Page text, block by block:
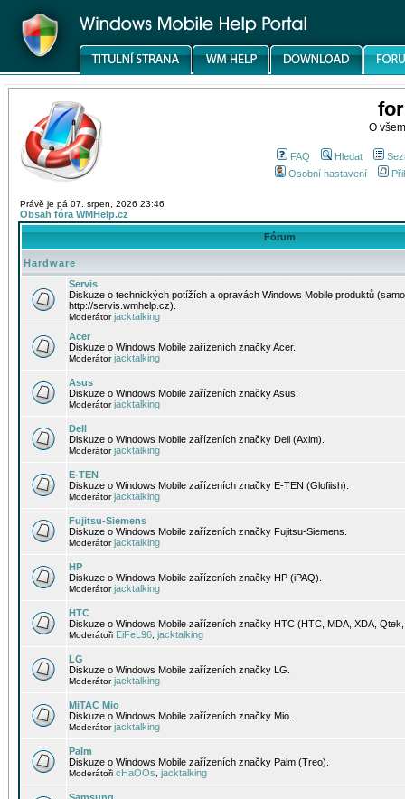
O
FAQ Hledat
Osobní nastavení
Právě je pá 07. srpen, 2026 23:46
Obsah fóra WMHelp.cz
Fórum
Hardware
Servis
Diskuze o technických potížích a opravách Windows Mobile produktů
http://servis.wmhelp.cz).
Moderátorjacktalking
Acer
Diskuze o Windows Mobile zařízeních značky Acer.
Moderátorjacktalking
Asus
Diskuze o Windows Mobile zařízeních značky Asus.
Moderátorjacktalking
Dell
Diskuze o Windows Mobile zařízeních značky Dell (Axim).
Moderátorjacktalking
E-TEN
Diskuze o Windows Mobile zařízeních značky E-TEN (Glofiish).
Moderátorjacktalking
Fujitsu-Siemens
Diskuze o Windows Mobile zařízeních značky Fujitsu-Siemens.
Moderátorjacktalking
HP
Diskuze o Windows Mobile zařízeních značky HP (iPAQ).
Moderátorjacktalking
HTC
Diskuze o Windows Mobile zařízeních značky HTC (HTC, MDA, XDA,
Moderátoři EiFeL96 jacktalking
LG
Diskuze o Windows Mobile zařízeních značky LG.
Moderátorjacktalking
MiTAC Mio
Diskuze o Windows Mobile zařízeních značky Mio.
Moderátorjacktalking
Palm
Diskuze o Windows Mobile zařízeních značky Palm (Treo).
Moderátoři cHaOOs jacktalking